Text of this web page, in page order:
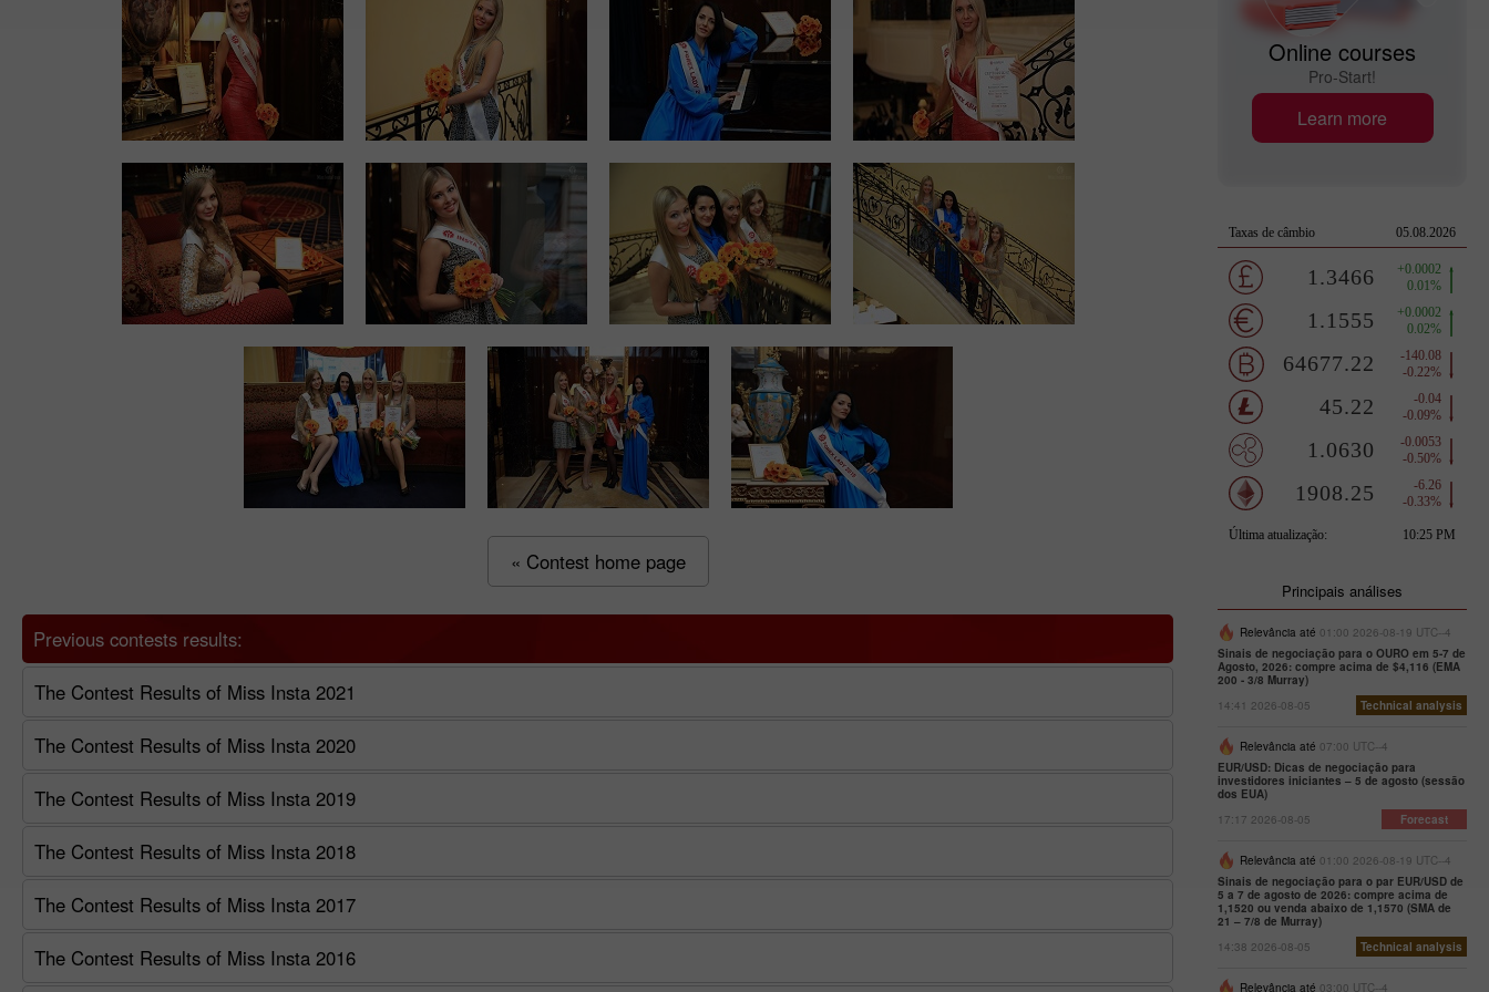
« Contest home page
Previous contests results:
The Contest Results of Miss Insta 2021
The Contest Results of Miss Insta 2020
The Contest Results of Miss Insta 2019
The Contest Results of Miss Insta 2018
The Contest Results of Miss Insta 2017
The Contest Results of Miss Insta 2016
Online courses
Pro-Start!
Learn more
Principais análises
Relevância até 01:00 2026-08-19 UTC--4
Sinais de negociação para o OURO em 5-7 de
Agosto, 2026: compre acima de $4,116 (EMA
200 - 3/8 Murray)
14:41 2026-08-05
Technical analysis
Relevância até 07:00 UTC--4
EUR/USD: Dicas de negociação para
investidores iniciantes – 5 de agosto (sessão
dos EUA)
17:17 2026-08-05
Forecast
Relevância até 01:00 2026-08-19 UTC--4
Sinais de negociação para o par EUR/USD de
5 a 7 de agosto de 2026: compre acima de
1,1520 ou venda abaixo de 1,1570 (SMA de
21 – 7/8 de Murray)
14:38 2026-08-05
Technical analysis
Relevância até 03:00 UTC--4